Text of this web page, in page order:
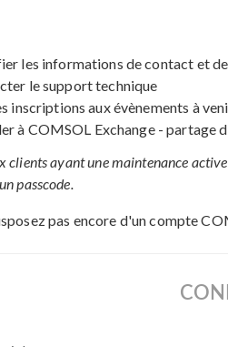
les informations de contact et
le support technique
inscriptions aux évènements à
à COMSOL Exchange - partage
clients ayant une maintenance
passcode.
pas encore d'un compte